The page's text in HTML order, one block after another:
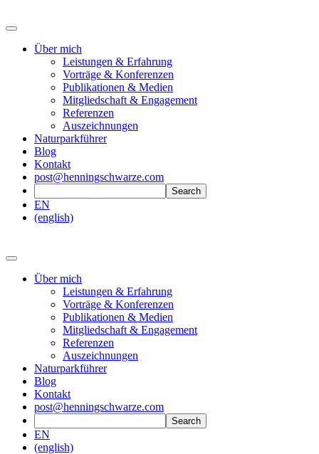
Über mich
Leistungen & Erfahrung
Vorträge & Konferenzen
Publikationen & Medien
Mitgliedschaft & Engagement
Referenzen
Auszeichnungen
Naturparkführer
Blog
Kontakt
post@henningschwarze.com
EN
(english)
Über mich
Leistungen & Erfahrung
Vorträge & Konferenzen
Publikationen & Medien
Mitgliedschaft & Engagement
Referenzen
Auszeichnungen
Naturparkführer
Blog
Kontakt
post@henningschwarze.com
EN
(english)